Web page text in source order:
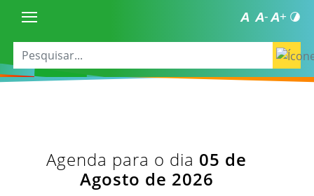
Agenda para o dia 05 de
Agosto de 2026